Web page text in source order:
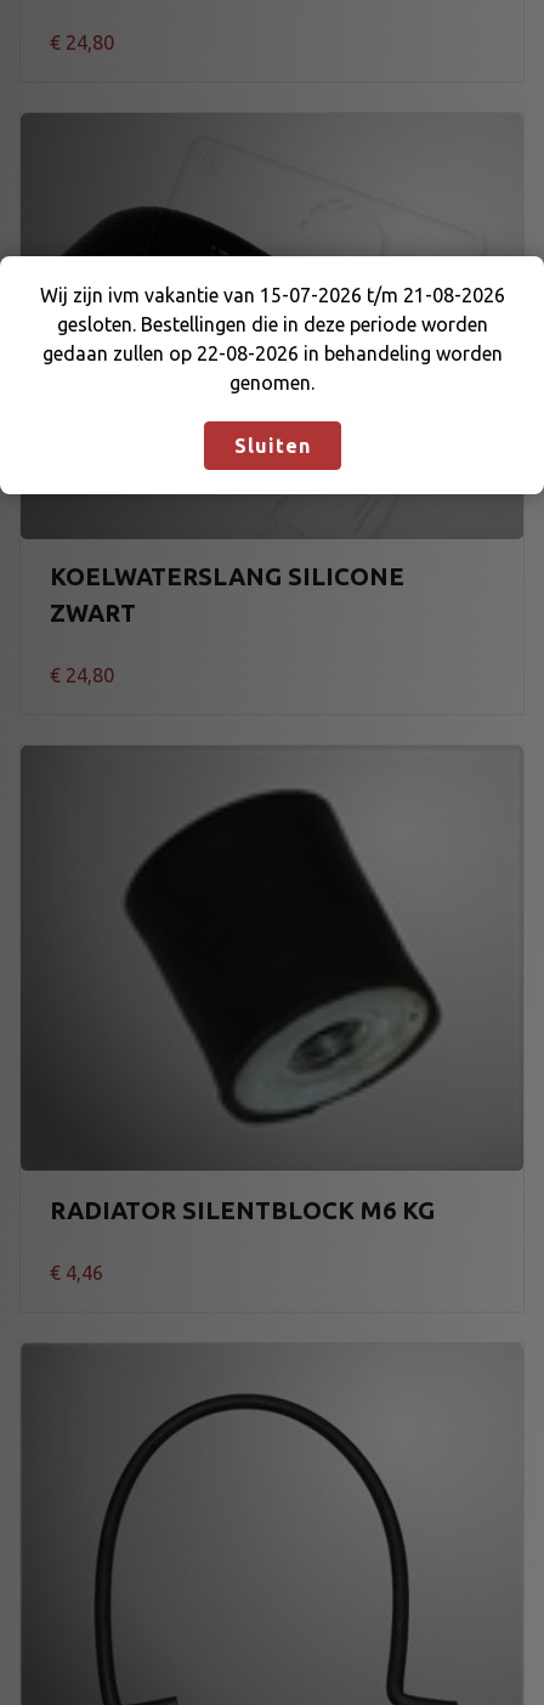
€ 24,80
KOELWATERSLANG SILICONE
ZWART
€ 24,80
RADIATOR SILENTBLOCK M6 KG
€ 4,46
Wij zijn ivm vakantie van 15-07-2026 t/m 21-08-
2026 gesloten. Bestellingen die in deze periode
worden gedaan zullen op 22-08-2026 in
behandeling worden genomen.Negeren
Wij zijn ivm vakantie van 15-07-2026 t/m 21-08-2026
gesloten. Bestellingen die in deze periode worden
gedaan zullen op 22-08-2026 in behandeling worden
genomen.
Sluiten